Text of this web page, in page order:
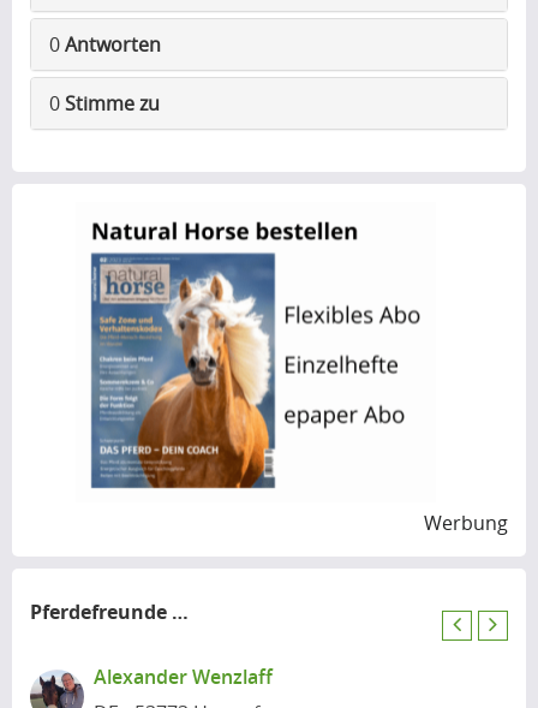
0Antworten
0Stimme zu
Werbung
Pferdefreunde
in der Nähe
Alexander Wenzlaff
P
N